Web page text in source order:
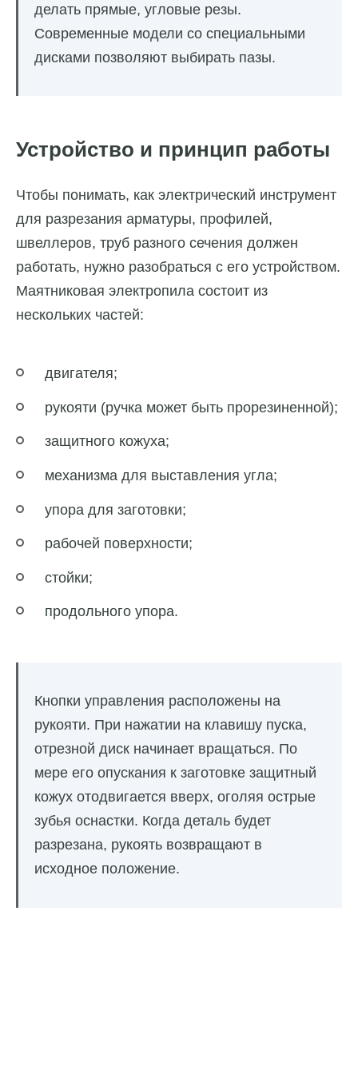
делать прямые, угловые резы.
Современные модели со специальными
дисками позволяют выбирать пазы.
Устройство и принцип работы
Чтобы понимать, как электрический инструмент
для разрезания арматуры, профилей,
швеллеров, труб разного сечения должен
работать, нужно разобраться с его устройством.
Маятниковая электропила состоит из
нескольких частей:
двигателя;
рукояти (ручка может быть прорезиненной);
защитного кожуха;
механизма для выставления угла;
упора для заготовки;
рабочей поверхности;
стойки;
продольного упора.
Кнопки управления расположены на
рукояти. При нажатии на клавишу пуска,
отрезной диск начинает вращаться. По
мере его опускания к заготовке защитный
кожух отодвигается вверх, оголяя острые
зубья оснастки. Когда деталь будет
разрезана, рукоять возвращают в
исходное положение.